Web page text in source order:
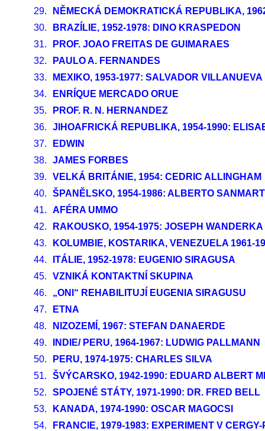
29.
NĚMECKÁ DEMOKRATICKÁ REPUBLIKA,
30.
BRAZÍLIE, 1952-1978: DINO KRASPEDON
31.
PROF. JOAO FREITAS DE GUIMARAES
32.
PAULO A. FERNANDES
33.
MEXIKO, 1953-1977: SALVADOR VILLANUEVA
34.
ENRÍQUE MERCADO ORUE
35.
PROF. R. N. HERNANDEZ
36.
JIHOAFRICKÁ REPUBLIKA, 1954-1990:
37.
EDWIN
38.
JAMES FORBES
39.
VELKÁ BRITÁNIE, 1954: CEDRIC ALLINGHAM
40.
ŠPANĚLSKO, 1954-1986: ALBERTO
41.
AFÉRA UMMO
42.
RAKOUSKO, 1954-1975: JOSEPH WANDERKA
43.
KOLUMBIE, KOSTARIKA, VENEZUELA 1961-
44.
ITÁLIE, 1952-1978: EUGENIO SIRAGUSA
45.
VZNIKÁ KONTAKTNÍ SKUPINA
46.
„ONI“ REHABILITUJÍ EUGENIA SIRAGUSU
47.
ETNA
48.
NIZOZEMÍ, 1967: STEFAN DANAERDE
49.
INDIE/ PERU, 1964-1967: LUDWIG PALLMANN
50.
PERU, 1974-1975: CHARLES SILVA
51.
ŠVÝCARSKO, 1942-1990: EDUARD ALBERT
52.
SPOJENÉ STÁTY, 1971-1990: DR. FRED BELL
53.
KANADA, 1974-1990: OSCAR MAGOCSI
54.
FRANCIE, 1979-1983: EXPERIMENT V CERGY-